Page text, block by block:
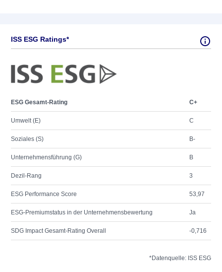
ISS ESG Ratings*
ESG Gesamt-Rating C+
Umwelt (E) C
Soziales (S) B-
Unternehmensführung (G) B
Dezil-Rang 3
ESG Performance Score 53,97
ESG-Premiumstatus in der Unternehmensbewertung Ja
SDG Impact Gesamt-Rating Overall -0,716
*Datenquelle: ISS ESG